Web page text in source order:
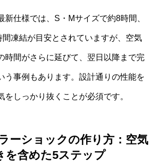
新仕様では、S・Mサイズで約8時間、
間凍結が目安とされていますが、空気
時間がさらに延びて、翌日以降まで完
う事例もあります。設計通りの性能を
をしっかり抜くことが必須です。
ーショックの作り方：空気
を含めた5ステップ